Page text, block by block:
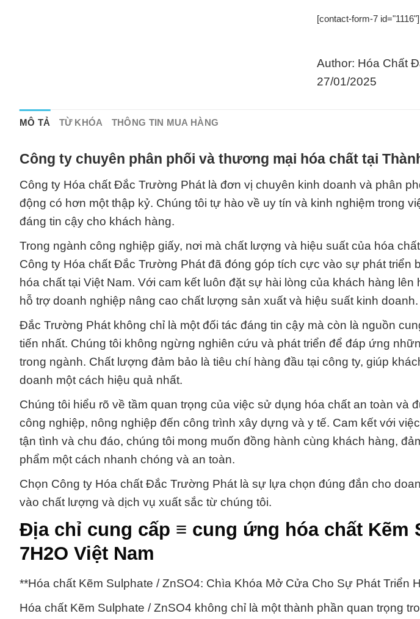
[contact-form-7 id="1116"]
Author: Hóa Chất
27/01/2025
MÔ TẢ TỪ KHÓA THÔNG TIN MUA HÀNG
Công ty chuyên phân phối và thương mại hóa chất tại
Công ty Hóa chất Đắc Trường Phát là đơn vị chuyên kinh doanh và phân
động có hơn một thập kỷ. Chúng tôi tự hào về uy tín và kinh nghiệm trong
đáng tin cậy cho khách hàng.
Trong ngành công nghiệp giấy, nơi mà chất lượng và hiệu suất của hóa
Công ty Hóa chất Đắc Trường Phát đã đóng góp tích cực vào sự phát triển
hóa chất tại Việt Nam. Với cam kết luôn đặt sự hài lòng của khách hàng
hỗ trợ doanh nghiệp nâng cao chất lượng sản xuất và hiệu suất kinh doanh.
Đắc Trường Phát không chỉ là một đối tác đáng tin cậy mà còn là nguồn
tiến nhất. Chúng tôi không ngừng nghiên cứu và phát triển để đáp ứng
trong ngành. Chất lượng đảm bảo là tiêu chí hàng đầu tại công ty, giúp
doanh một cách hiệu quả nhất.
Chúng tôi hiểu rõ về tầm quan trọng của việc sử dụng hóa chất an toàn và
công nghiệp, nông nghiệp đến công trình xây dựng và y tế. Cam kết với
tận tình và chu đáo, chúng tôi mong muốn đồng hành cùng khách hàng,
phẩm một cách nhanh chóng và an toàn.
Chọn Công ty Hóa chất Đắc Trường Phát là sự lựa chọn đúng đắn cho
vào chất lượng và dịch vụ xuất sắc từ chúng tôi.
Địa chỉ cung cấp ≡ cung ứng hóa chất Kẽm
7H2O Việt Nam
**Hóa chất Kẽm Sulphate / ZnSO4: Chìa Khóa Mở Cửa Cho Sự Phát Triển
Hóa chất Kẽm Sulphate / ZnSO4 không chỉ là một thành phần quan trọng